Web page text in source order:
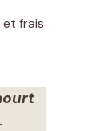
et frais